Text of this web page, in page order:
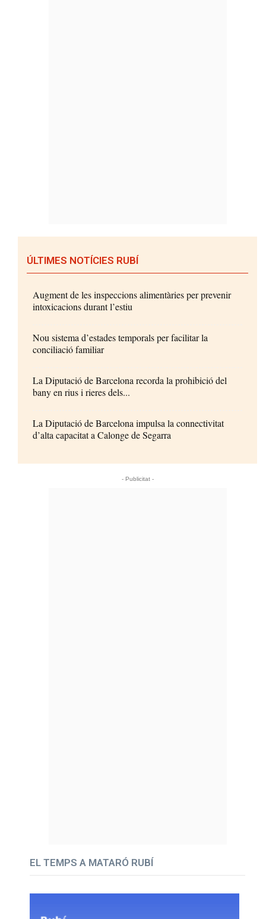
ÚLTIMES NOTÍCIES RUBÍ
Augment de les inspeccions alimentàries per prevenir
intoxicacions durant l’estiu
Nou sistema d’estades temporals per facilitar la
conciliació familiar
La Diputació de Barcelona recorda la prohibició del
bany en rius i rieres dels...
La Diputació de Barcelona impulsa la connectivitat
d’alta capacitat a Calonge de Segarra
- Publicitat -
EL TEMPS A MATARÓ RUBÍ